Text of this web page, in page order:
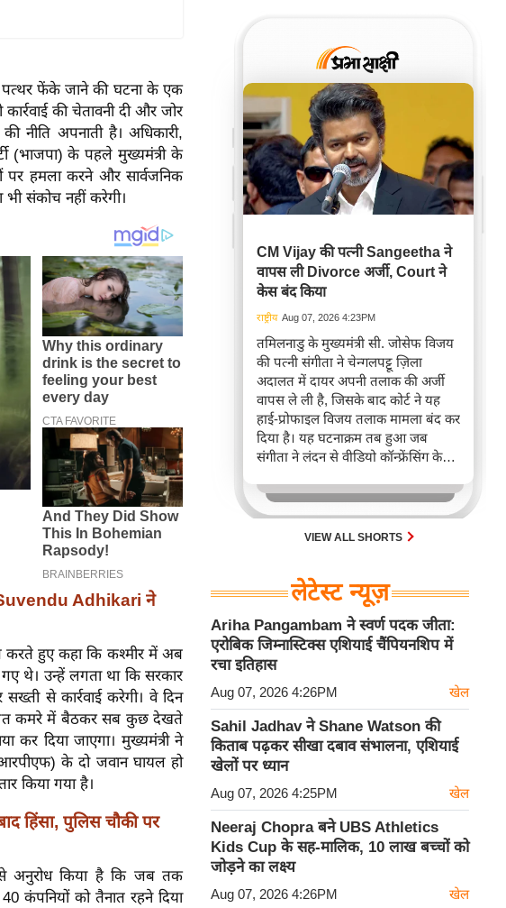
पत्थर फेंके जाने की घटना के एक
की चेतावनी दी और जोर
नीति अपनाती है। अधिकारी,
(भाजपा) के पहले मुख्यमंत्री के
पर हमला करने और सार्वजनिक
संकोच नहीं करेगी।
Adhikari ने
करते हुए कहा कि कश्मीर में अब
थे। उन्हें लगता था कि सरकार
से कार्रवाई करेगी। वे दिन
कमरे में बैठकर सब कुछ देखते
कर दिया जाएगा। मुख्यमंत्री ने
के दो जवान घायल हो
किया गया है।
हिंसा, पुलिस चौकी पर
से अनुरोध किया है कि जब तक
कंपनियों को तैनात रहने दिया
CM Vijay की पत्नी Sangeetha ने
वापस ली Divorce अर्जी, Court ने
केस बंद किया
राष्ट्रीय Aug 07, 2026 4:23PM
तमिलनाडु के मुख्यमंत्री सी. जोसेफ विजय
की पत्नी संगीता ने चेन्गलपट्टू ज़िला
अदालत में दायर अपनी तलाक की अर्जी
वापस ले ली है, जिसके बाद कोर्ट ने यह
हाई-प्रोफाइल विजय तलाक मामला बंद कर
दिया है। यह घटनाक्रम तब हुआ जब
संगीता ने लंदन से वीडियो कॉन्फ्रेंसिंग के
मुख्यमंत्री विधानसभा सत्र के कारण
उपस्थित नहीं हो सके।
VIEW ALL SHORTS
लेटेस्ट न्यूज़
Ariha Pangambam ने स्वर्ण पदक जीता:
एरोबिक जिम्नास्टिक्स एशियाई चैंपियनशिप में
रचा इतिहास
Aug 07, 2026 4:26PM खेल
Sahil Jadhav ने Shane Watson की
किताब पढ़कर सीखा दबाव संभालना, एशियाई
खेलों पर ध्यान
Aug 07, 2026 4:25PM खेल
Neeraj Chopra बने UBS Athletics
Kids Cup के सह-मालिक, 10 लाख बच्चों को
जोड़ने का लक्ष्य
Aug 07, 2026 4:26PM खेल